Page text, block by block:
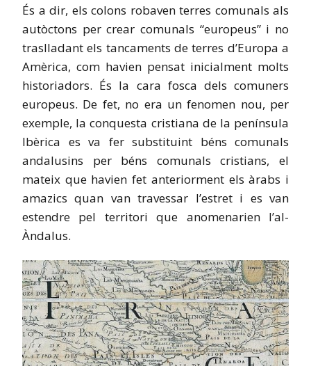
És a dir, els colons robaven terres comunals als
autòctons per crear comunals “europeus” i no
traslladant els tancaments de terres d’Europa a
Amèrica, com havien pensat inicialment molts
historiadors. És la cara fosca dels comuners
europeus. De fet, no era un fenomen nou, per
exemple, la conquesta cristiana de la península
Ibèrica es va fer substituint béns comunals
andalusins per béns comunals cristians, el
mateix que havien fet anteriorment els àrabs i
amazics quan van travessar l’estret i es van
estendre pel territori que anomenarien l’al-
Àndalus.